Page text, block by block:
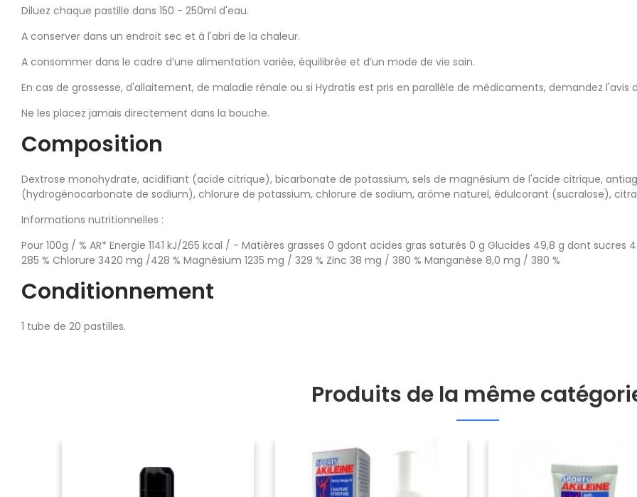
Diluez chaque pastille dans 150 - 250ml d'eau.
A conserver dans un endroit sec et à l'abri de la chaleur.
A consommer dans le cadre d’une alimentation variée, équilibrée et d’un mode de vie sain.
En cas de grossesse, d'allaitement, de maladie rénale ou si Hydratis est pris en parallèle de médicaments, demandez l'avis
Ne les placez jamais directement dans la bouche.
Composition
Dextrose monohydrate, acidifiant (acide citrique), bicarbonate de potassium, sels de magnésium de l'acide citrique,
(hydrogénocarbonate de sodium), chlorure de potassium, chlorure de sodium, arôme naturel, édulcorant (sucralose),
Informations nutritionnelles :
Pour 100g / % AR* Energie 1141 kJ/265 kcal / - Matières grasses 0 gdont acides gras saturés 0 g Glucides 49,8 g dont
285 % Chlorure 3420 mg /428 % Magnésium 1235 mg / 329 % Zinc 38 mg / 380 % Manganèse 8,0 mg / 380 %
Conditionnement
1 tube de 20 pastilles.
Produits de la même